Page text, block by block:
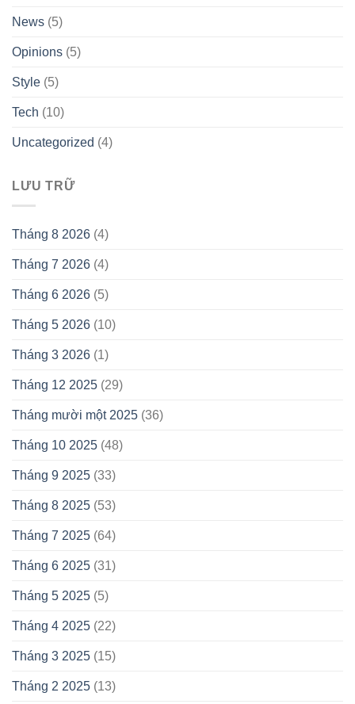
News (5)
Opinions (5)
Style (5)
Tech (10)
Uncategorized (4)
LƯU TRỮ
Tháng 8 2026 (4)
Tháng 7 2026 (4)
Tháng 6 2026 (5)
Tháng 5 2026 (10)
Tháng 3 2026 (1)
Tháng 12 2025 (29)
Tháng mười một 2025 (36)
Tháng 10 2025 (48)
Tháng 9 2025 (33)
Tháng 8 2025 (53)
Tháng 7 2025 (64)
Tháng 6 2025 (31)
Tháng 5 2025 (5)
Tháng 4 2025 (22)
Tháng 3 2025 (15)
Tháng 2 2025 (13)